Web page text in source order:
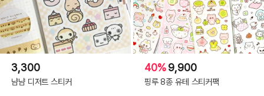
3,300
냠냠 디저트 스티커
40%9,900
핑루 8종 유테 스티커팩